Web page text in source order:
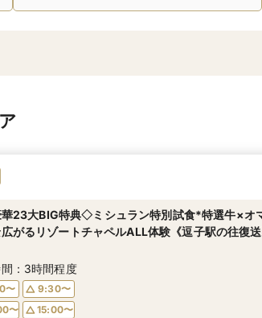
23大BIG特典◇ミシュラン特別試食*特選牛×オ
がるリゾートチャペルALL体験《逗子駅の往復
：3時間程度
〜
9:30〜
〜
15:00〜